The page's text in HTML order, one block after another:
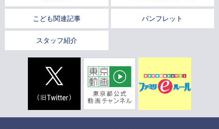
こども関連記事 パンフレット
スタッフ紹介